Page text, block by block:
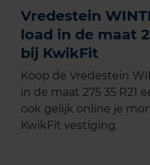
Vredestein
load in de maat
bij KwikFit
Koop de Vredestein
in de maat 275 35 R21
ook gelijk online je
KwikFit vestiging.